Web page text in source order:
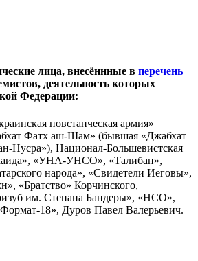
лица, внесённные в перечень
деятельность которых
Федерации:
повстанческая армия»
Фатх аш-Шам» (бывшая «Джабхат
Нусра»), Национал-Большевистская
«УНА-УНСО», «Талибан»,
народа», «Свидетели Иеговы»,
«Братство» Корчинского,
им. Степана Бандеры», «НСО»,
18», Дуров Павел Валерьевич.